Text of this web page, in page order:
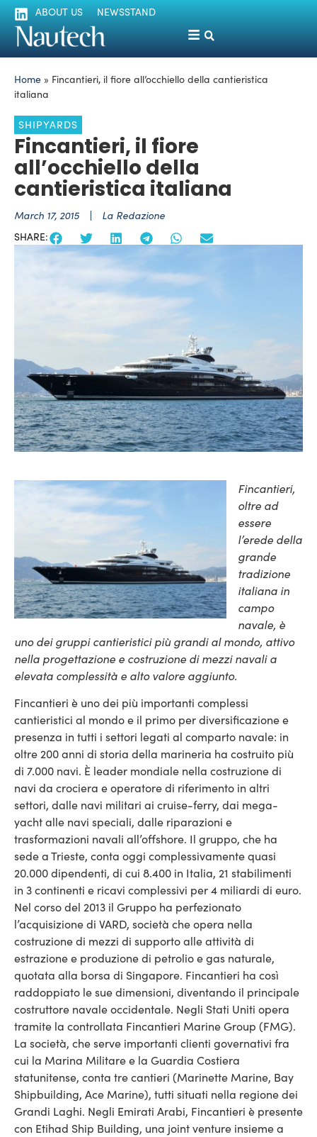
ABOUT US NEWSSTAND
Home » Fincantieri, il fiore all’occhiello della cantieristica
italiana
SHIPYARDS
Fincantieri, il fiore
all’occhiello della
cantieristica italiana
March 17, 2015
La Redazione
SHARE:
Fincantieri,
oltre ad
essere
l’erede della
grande
tradizione
italiana in
campo
navale, è
uno dei gruppi cantieristici più grandi al mondo, attivo
nella progettazione e costruzione di mezzi navali a
elevata complessità e alto valore aggiunto.
Fincantieri è uno dei più importanti complessi
cantieristici al mondo e il primo per diversificazione e
presenza in tutti i settori legati al comparto navale: in
oltre 200 anni di storia della marineria ha costruito più
di 7.000 navi. È leader mondiale nella costruzione di
navi da crociera e operatore di riferimento in altri
settori, dalle navi militari ai cruise-ferry, dai mega-
yacht alle navi speciali, dalle riparazioni e
trasformazioni navali all’offshore. Il gruppo, che ha
sede a Trieste, conta oggi complessivamente quasi
20.000 dipendenti, di cui 8.400 in Italia, 21 stabilimenti
in 3 continenti e ricavi complessivi per 4 miliardi di euro.
Nel corso del 2013 il Gruppo ha perfezionato
l’acquisizione di VARD, società che opera nella
costruzione di mezzi di supporto alle attività di
estrazione e produzione di petrolio e gas naturale,
quotata alla borsa di Singapore. Fincantieri ha così
raddoppiato le sue dimensioni, diventando il principale
costruttore navale occidentale. Negli Stati Uniti opera
tramite la controllata Fincantieri Marine Group (FMG).
La società, che serve importanti clienti governativi fra
cui la Marina Militare e la Guardia Costiera
statunitense, conta tre cantieri (Marinette Marine, Bay
Shipbuilding, Ace Marine), tutti situati nella regione dei
Grandi Laghi. Negli Emirati Arabi, Fincantieri è presente
con Etihad Ship Building, una joint venture insieme a